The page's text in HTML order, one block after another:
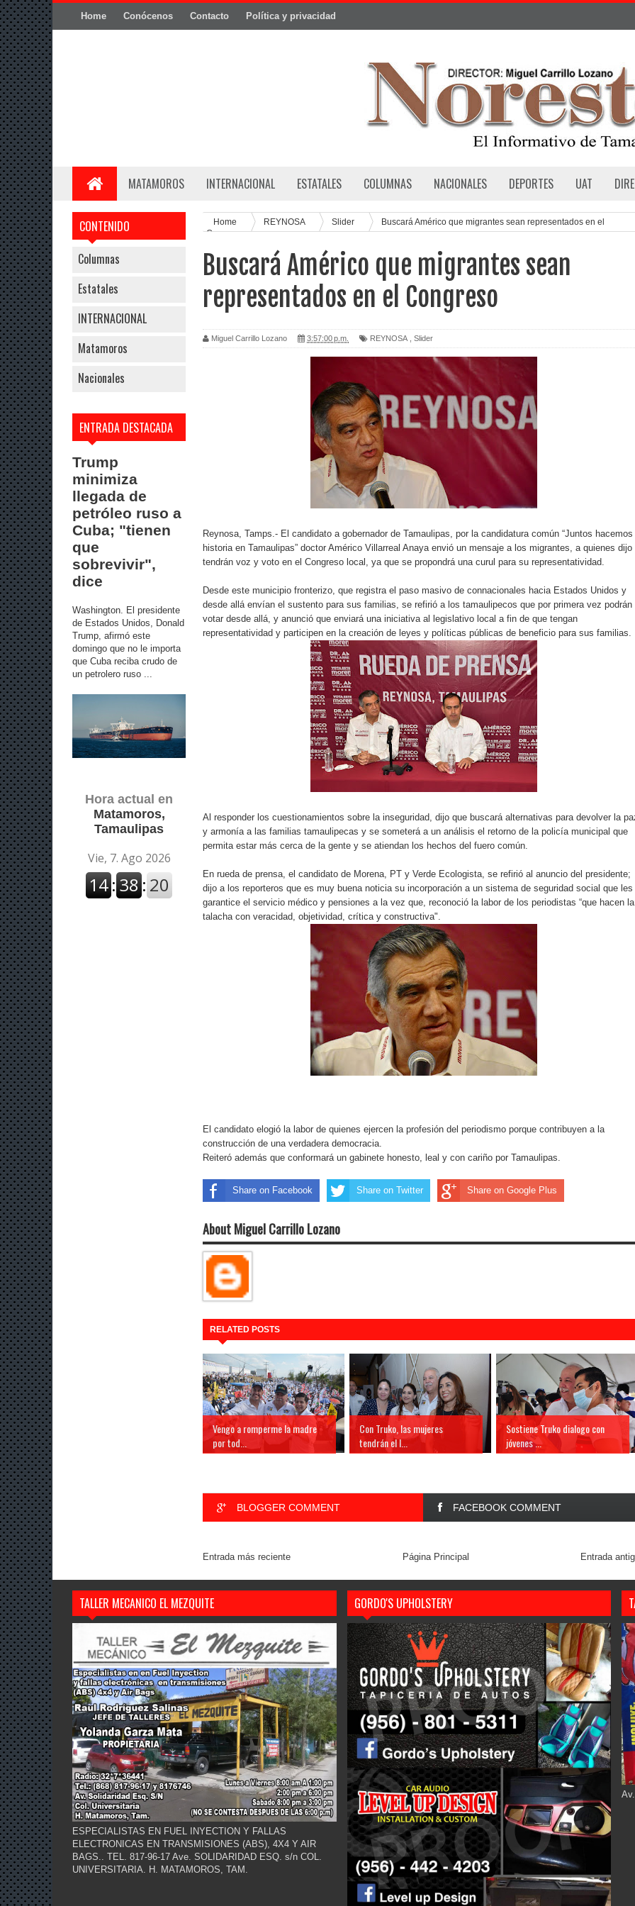
Home Conócenos Contacto Política y privacidad
MATAMOROS INTERNACIONAL ESTATALES COLUMNAS NACIONALES DEPORTES UAT
CONTENIDO
Columnas
Estatales
INTERNACIONAL
Matamoros
Nacionales
ENTRADA DESTACADA
Trump
minimiza
llegada de
petróleo ruso a
Cuba; "tienen
que
sobrevivir",
dice
Washington. El presidente
de Estados Unidos, Donald
Trump, afirmó este
domingo que no le importa
que Cuba reciba crudo de
un petrolero ruso ...
Hora actual en
Matamoros,
Tamaulipas
Home REYNOSA Slider
Buscará Américo que migrantes sean representados en el
Congreso
Buscará Américo que migrantes sean
representados en el Congreso
Miguel Carrillo Lozano 3:57:00 p.m. REYNOSA Slider
Reynosa, Tamps.- El candidato a gobernador de Tamaulipas, por la candidatura común “Juntos hacemos
historia en Tamaulipas” doctor Américo Villarreal Anaya envió un mensaje a los migrantes, a quienes dijo
tendrán voz y voto en el Congreso local, ya que se propondrá una curul para su representatividad.
Desde este municipio fronterizo, que registra el paso masivo de connacionales hacia Estados Unidos y
desde allá envían el sustento para sus familias, se refirió a los tamaulipecos que por primera vez podrán
votar desde allá, y anunció que enviará una iniciativa al legislativo local a fin de que tengan
representatividad y participen en la creación de leyes y políticas públicas de beneficio para sus familias.
Al responder los cuestionamientos sobre la inseguridad, dijo que buscará alternativas para devolver la
y armonía a las familias tamaulipecas y se someterá a un análisis el retorno de la policía municipal que
permita estar más cerca de la gente y se atiendan los hechos del fuero común.
En rueda de prensa, el candidato de Morena, PT y Verde Ecologista, se refirió al anuncio del presidente;
dijo a los reporteros que es muy buena noticia su incorporación a un sistema de seguridad social que les
garantice el servicio médico y pensiones a la vez que, reconoció la labor de los periodistas “que hacen la
talacha con veracidad, objetividad, crítica y constructiva".
El candidato elogió la labor de quienes ejercen la profesión del periodismo porque contribuyen a la
construcción de una verdadera democracia.
Reiteró además que conformará un gabinete honesto, leal y con cariño por Tamaulipas.
Share on Facebook Share on Twitter Share on Google Plus
About Miguel Carrillo Lozano
RELATED POSTS
Vengo a romperme la madre
por tod...
Con Truko, las mujeres
tendrán el l...
Sostiene Truko dialogo con
jóvenes ...
BLOGGER COMMENT FACEBOOK COMMENT
Entrada más reciente Entrada
Página Principal
TALLER MECANICO EL MEZQUITE
ESPECIALISTAS EN FUEL INYECTION Y FALLAS
ELECTRONICAS EN TRANSMISIONES (ABS), 4X4 Y AIR
BAGS.. TEL. 817-96-17 Ave. SOLIDARIDAD ESQ. s/n COL.
UNIVERSITARIA. H. MATAMOROS, TAM.
GORDO'S UPHOLSTERY